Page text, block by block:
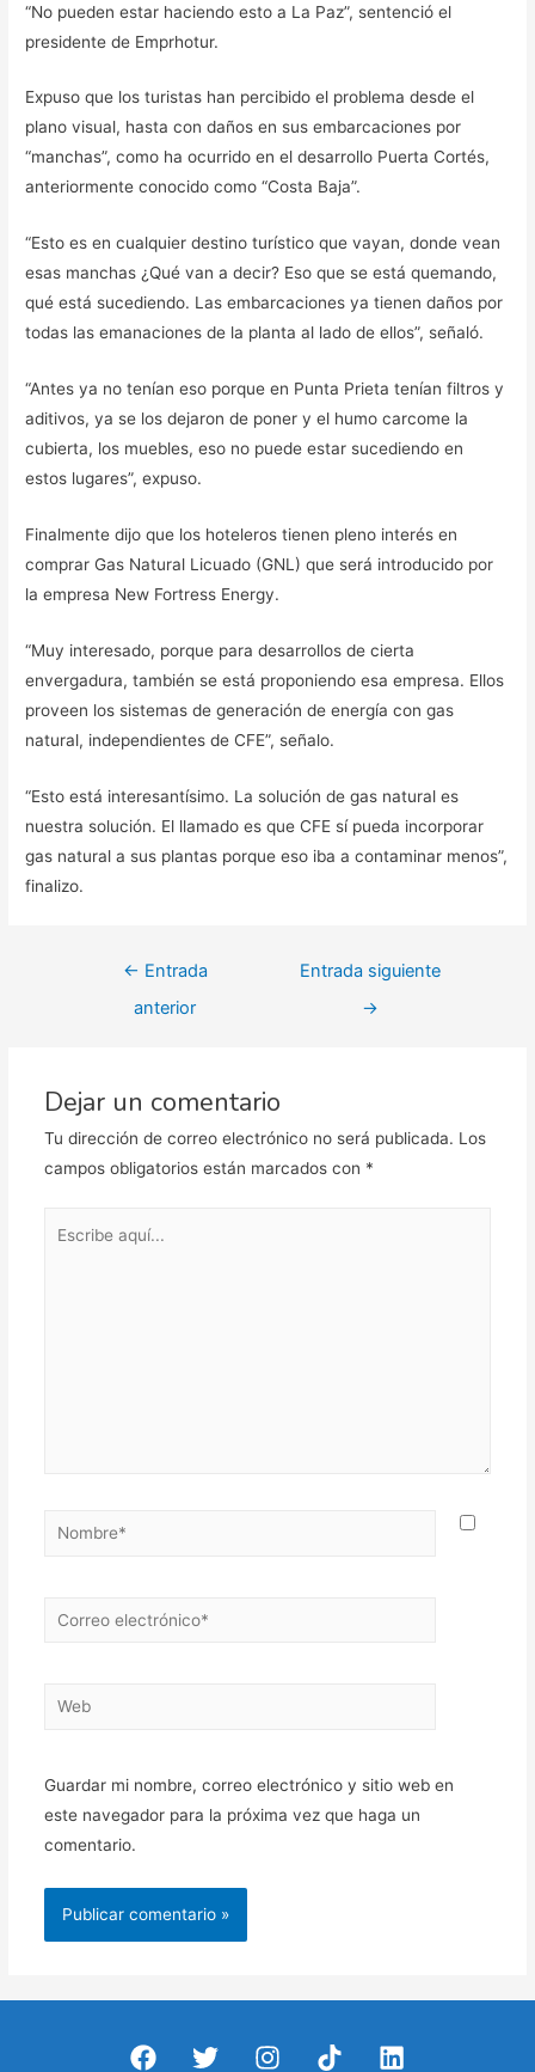
“No pueden estar haciendo esto a La Paz”, sentenció el
presidente de Emprhotur.
Expuso que los turistas han percibido el problema desde el
plano visual, hasta con daños en sus embarcaciones por
“manchas”, como ha ocurrido en el desarrollo Puerta Cortés,
anteriormente conocido como “Costa Baja”.
“Esto es en cualquier destino turístico que vayan, donde vean
esas manchas ¿Qué van a decir? Eso que se está quemando,
qué está sucediendo. Las embarcaciones ya tienen daños por
todas las emanaciones de la planta al lado de ellos”, señaló.
“Antes ya no tenían eso porque en Punta Prieta tenían filtros y
aditivos, ya se los dejaron de poner y el humo carcome la
cubierta, los muebles, eso no puede estar sucediendo en
estos lugares”, expuso.
Finalmente dijo que los hoteleros tienen pleno interés en
comprar Gas Natural Licuado (GNL) que será introducido por
la empresa New Fortress Energy.
“Muy interesado, porque para desarrollos de cierta
envergadura, también se está proponiendo esa empresa. Ellos
proveen los sistemas de generación de energía con gas
natural, independientes de CFE”, señalo.
“Esto está interesantísimo. La solución de gas natural es
nuestra solución. El llamado es que CFE sí pueda incorporar
gas natural a sus plantas porque eso iba a contaminar menos”,
finalizo.
Navegación
← Entrada
anterior
Entrada siguiente
→
Dejar un comentario
Tu dirección de correo electrónico no será publicada. Los
campos obligatorios están marcados con *
Nombre*
Correo
Web
Guardar mi nombre, correo electrónico y sitio web en
este navegador para la próxima vez que haga un
comentario.